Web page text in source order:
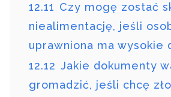
12.11 Czy mogę zostać
niealimentację, jeśli
uprawniona ma wysokie
12.12 Jakie dokumenty
gromadzić, jeśli chcę